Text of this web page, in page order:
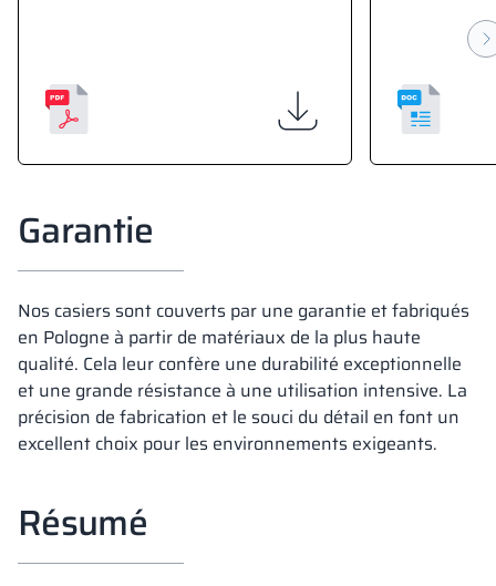
Garantie
Nos casiers sont couverts par une garantie et fabriqués
en Pologne à partir de matériaux de la plus haute
qualité. Cela leur confère une durabilité exceptionnelle
et une grande résistance à une utilisation intensive. La
précision de fabrication et le souci du détail en font un
excellent choix pour les environnements exigeants.
Résumé